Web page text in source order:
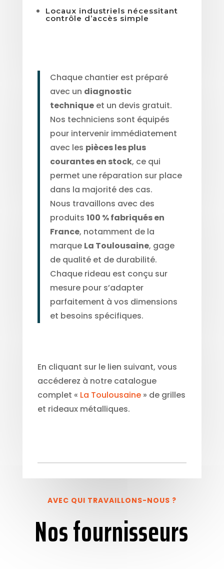
Locaux industriels nécessitant
contrôle d’accès simple
Chaque chantier est préparé
avec un diagnostic
technique et un devis gratuit.
Nos techniciens sont équipés
pour intervenir immédiatement
avec les pièces les plus
courantes en stock, ce qui
permet une réparation sur place
dans la majorité des cas.
Nous travaillons avec des
produits 100 % fabriqués en
France, notamment de la
marque La Toulousaine, gage
de qualité et de durabilité.
Chaque rideau est conçu sur
mesure pour s’adapter
parfaitement à vos dimensions
et besoins spécifiques.
En cliquant sur le lien suivant, vous
accéderez à notre catalogue
complet « La Toulousaine» de grilles
et rideaux métalliques.
AVEC QUI TRAVAILLONS-NOUS ?
Nos fournisseurs